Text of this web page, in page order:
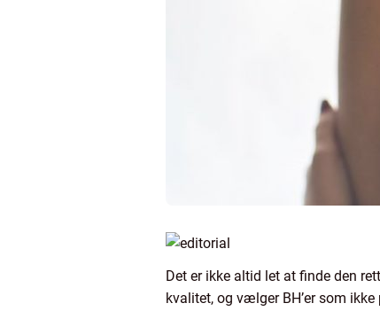
Det er ikke altid let at finde den
kvalitet, og vælger BH’er som